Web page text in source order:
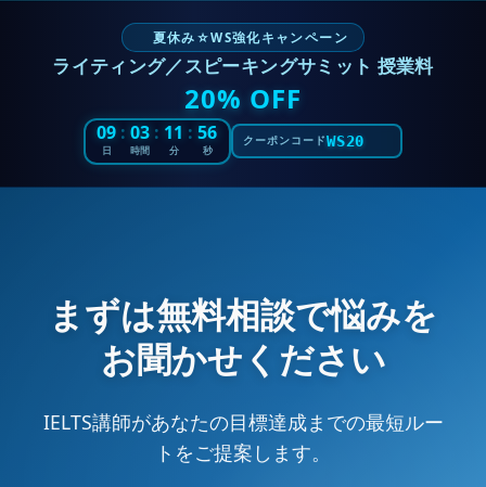
夏休み☆WS強化キャンペーン
ライティング／スピーキングサミット 授業料
20% OFF
09
日
: 03
時間
: 11
分
: 55
秒
クーポンコードWS20
まずは無料相談で悩みを
お聞かせください
IELTS講師があなたの目標達成までの最短ルー
トをご提案します。